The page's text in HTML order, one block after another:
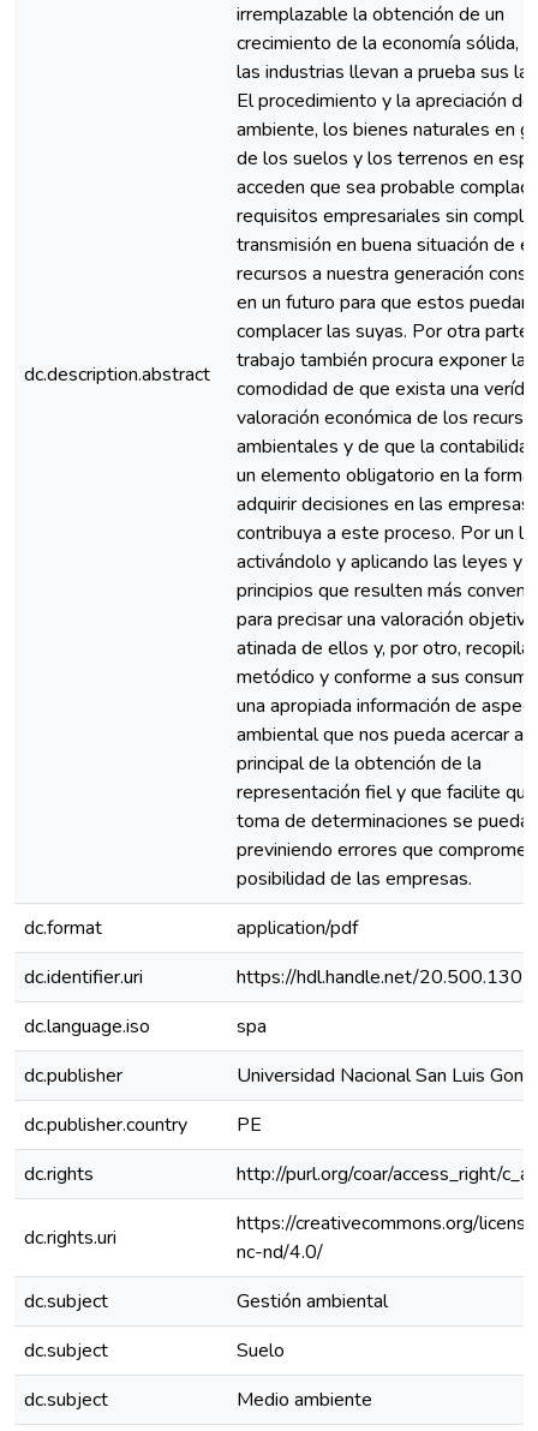
dc.description.abstract
irremplazable la obtención de un
crecimiento de la economía sólida,
las industrias llevan a prueba sus
El procedimiento y la apreciación
ambiente, los bienes naturales en
de los suelos y los terrenos en
acceden que sea probable
requisitos empresariales sin
transmisión en buena situación de
recursos a nuestra generación
en un futuro para que estos puedan
complacer las suyas. Por otra
trabajo también procura exponer la
comodidad de que exista una
valoración económica de los
ambientales y de que la
un elemento obligatorio en la forma
adquirir decisiones en las empresas,
contribuya a este proceso. Por un
activándolo y aplicando las leyes y
principios que resulten más
para precisar una valoración
atinada de ellos y, por otro,
metódico y conforme a sus
una apropiada información de
ambiental que nos pueda acercar a
principal de la obtención de la
representación fiel y que facilite
toma de determinaciones se pueda
previniendo errores que
posibilidad de las empresas.
dc.format
application/pdf
dc.identifier.uri
https://hdl.handle.net/
dc.language.iso
spa
dc.publisher
Universidad Nacional San Luis
dc.publisher.country
PE
dc.rights
http://purl.org/coar/access_right/
dc.rights.uri
https://creativecommons.org/
nc-nd/4.0/
dc.subject
Gestión ambiental
dc.subject
Suelo
dc.subject
Medio ambiente